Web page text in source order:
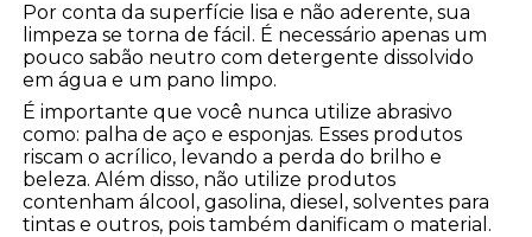
Por conta da superfície lisa e não aderente, sua
limpeza se torna de fácil. É necessário apenas um
pouco sabão neutro com detergente dissolvido
em água e um pano limpo.
É importante que você nunca utilize abrasivo
como: palha de aço e esponjas. Esses produtos
riscam o acrílico, levando a perda do brilho e
beleza. Além disso, não utilize produtos
contenham álcool, gasolina, diesel, solventes para
tintas e outros, pois também danificam o material.